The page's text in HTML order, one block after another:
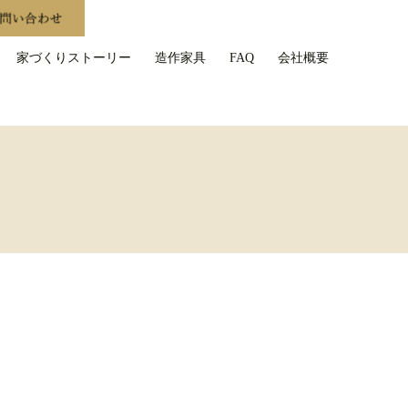
家づくりストーリー 造作家具 FAQ 会社概要